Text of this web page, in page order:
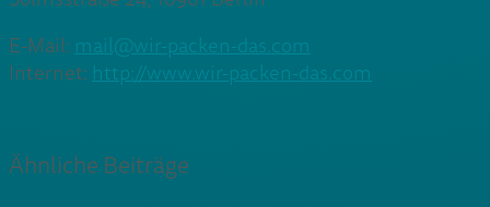
E-Mail: mail@wir-packen-das.com
Internet: http://www.wir-packen-das.com
Ähnliche Beiträge